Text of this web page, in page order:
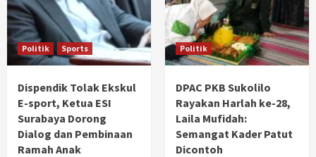
Politik Sports
Dispendik Tolak Ekskul
E-sport, Ketua ESI
Surabaya Dorong
Dialog dan Pembinaan
Ramah Anak
Politik
DPAC PKB Sukolilo
Rayakan Harlah ke-28,
Laila Mufidah:
Semangat Kader Patut
Dicontoh